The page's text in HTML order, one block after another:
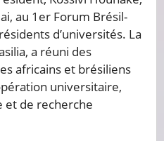
au 1er Forum Brésil-
d’universités. La
a réuni des
africains et brésiliens
universitaire,
et de recherche